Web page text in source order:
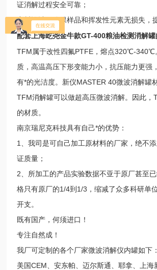
证消解过程安全可靠；
密封设计，确保样品和挥发性元素无损失，
配套上海屹尧金牛款GT-400粮油检测消解罐
TFM属于改性四氟PTFE，熔点320℃-340℃
质，高温高压下形变能力小，抗压能力更强
有*的光洁度。新仪MASTER 40微波消解罐
TFM消解罐可以做超高压微波消解。因此，
的材质。
南京瑞尼克科技具有自己*的优势：
1、我司是可自己加工原材料的厂家，绝不
证质量；
2、所加工的产品实验数据不亚于原厂甚至
格只有原厂的1/4到1/3，缩减了众多科研单
开支。
既有国产，何须进口！
专注自然成！
我厂可定制的各个厂家微波消解仪内罐如下：
美国CEM、安东帕、迈尔斯通、耶拿、上海